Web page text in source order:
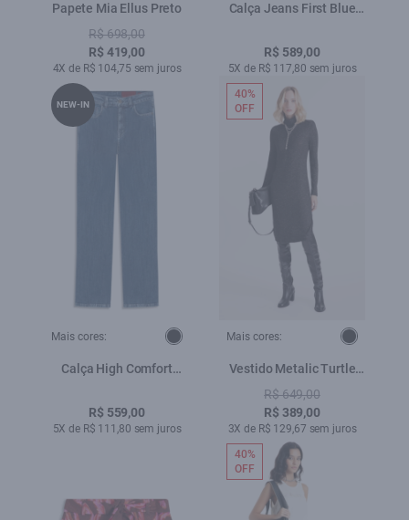
Papete Mia Ellus Preto
R$ 698,00
R$ 419,00
4X de R$ 104,75 sem juros
Calça Jeans First Blue
Lav.Escuro C/ Luva
R$ 589,00
5X de R$ 117,80 sem juros
Mais cores:
Calça High Comfort
Lav.Medio Total
R$ 559,00
5X de R$ 111,80 sem juros
NEW-IN
Mais cores:
Vestido Metalic Turtle
Neck Midi Preto
R$ 649,00
R$ 389,00
3X de R$ 129,67 sem juros
40%
OFF
40%
OFF